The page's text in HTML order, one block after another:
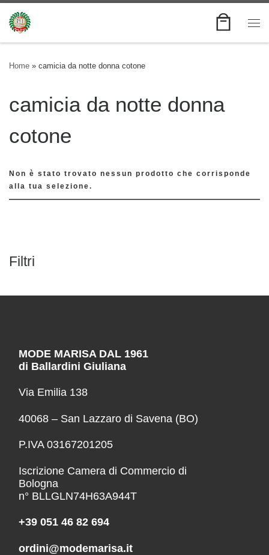
Skip to content
Home » camicia da notte donna cotone
camicia da notte donna
cotone
Non è stato trovato nessun prodotto che corrisponde
alla tua selezione.
Filtri
MODE MARISA DAL 1961
di Ballardini Giuliana
Via Emilia 138
40068 – San Lazzaro di Savena (BO)
P.IVA 03167201205
Iscrizione Camera di Commercio di
Bologna
n° BLLGLN74H63A944T
+39 051 46 82 694
ordini@modemarisa.it